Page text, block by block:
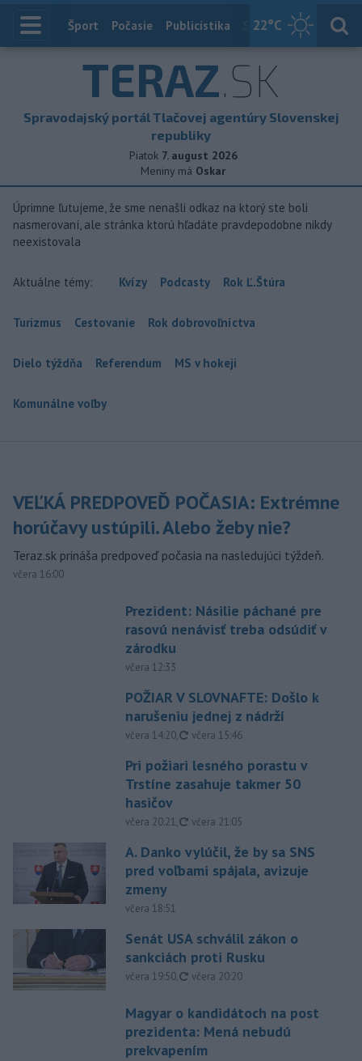
22°C
Index
Šport Počasie Publicistika Slovensko
TERAZ.SK
Spravodajský portál Tlačovej agentúry Slovenskej
republiky
Piatok 7. august 2026
Meniny má Oskar
Úprimne ľutujeme, že sme nenašli odkaz na ktorý ste boli
nasmerovaní, ale stránka ktorú hľadáte pravdepodobne nikdy
neexistovala
Aktuálne témy: Kvízy Podcasty Rok Ľ.Štúra
Turizmus Cestovanie Rok dobrovoľníctva
Dielo týždňa Referendum MS v hokeji
Komunálne voľby
VEĽKÁ PREDPOVEĎ POČASIA: Extrémne
horúčavy ustúpili. Alebo žeby nie?
Teraz.sk prináša predpoveď počasia na nasledujúci týždeň.
včera 16:00
Prezident: Násilie páchané pre
rasovú nenávisť treba odsúdiť v
zárodku
včera 12:33
POŽIAR V SLOVNAFTE: Došlo k
narušeniu jednej z nádrží
včera 14:20, aktualizované
včera 15:46
Pri požiari lesného porastu v
Trstíne zasahuje takmer 50
hasičov
včera 20:21, aktualizované
včera 21:05
A. Danko vylúčil, že by sa SNS
pred voľbami spájala, avizuje
zmeny
včera 18:51
Senát USA schválil zákon o
sankciách proti Rusku
včera 19:50, aktualizované
včera 20:20
Magyar o kandidátoch na post
prezidenta: Mená nebudú
prekvapením